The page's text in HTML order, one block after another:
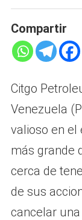
Compartir
Citgo
Venezuela
valioso en el
más grande
cerca de
de sus
cancelar